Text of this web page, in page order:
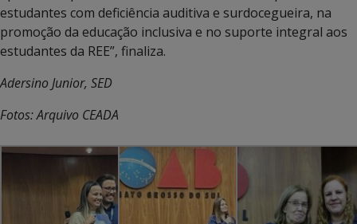
estudantes com deficiência auditiva e surdocegueira, na
promoção da educação inclusiva e no suporte integral aos
estudantes da REE”, finaliza.
Adersino Junior, SED
Fotos: Arquivo CEADA